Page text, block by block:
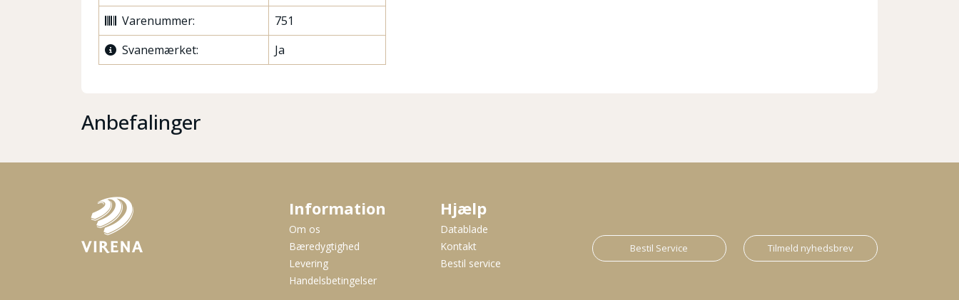
Varenummer:
751
Svanemærket:
Ja
Anbefalinger
Information
Om os
Bæredygtighed
Levering
Handelsbetingelser
Hjælp
Datablade
Kontakt
Bestil service
Bestil Service Tilmeld nyhedsbrev